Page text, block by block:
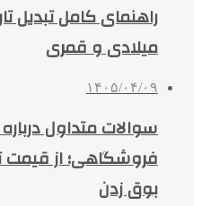
راهنمای کامل تبدیل
میلادی و قمری
۱۴۰۵/۰۴/۰۹
سوالات متداول
فروشگاهی؛ از
بوق زدن